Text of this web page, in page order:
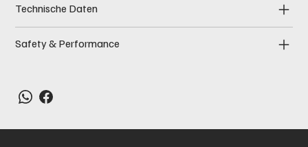
Technische Daten
Safety & Performance